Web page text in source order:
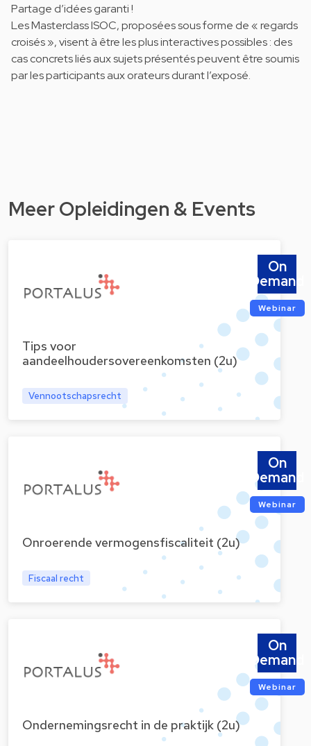
Partage d’idées garanti !
Les Masterclass ISOC, proposées sous forme de « regards
croisés », visent à être les plus interactives possibles : des
cas concrets liés aux sujets présentés peuvent être soumis
par les participants aux orateurs durant l’exposé.
Meer Opleidingen & Events
Tips voor
aandeelhoudersovereenkomsten (2u)
Vennootschapsrecht
On
Demand
Webinar
Onroerende vermogensfiscaliteit (2u)
Fiscaal recht
On
Demand
Webinar
Ondernemingsrecht in de praktijk (2u)
On
Demand
Webinar